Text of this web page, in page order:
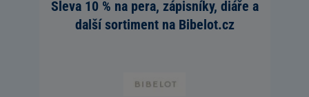
Sleva 10 % na pera, zápisníky, diáře a
další sortiment na Bibelot.cz